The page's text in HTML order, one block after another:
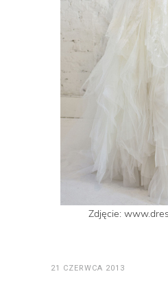
Zdjęcie:
21 CZERWCA 2013